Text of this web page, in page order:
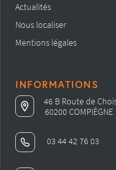
Actualités
Nous localiser
Mentions légales
INFORMATIONS
46 B Route de
60200 COMPIÈGNE
03 44 42 76 03